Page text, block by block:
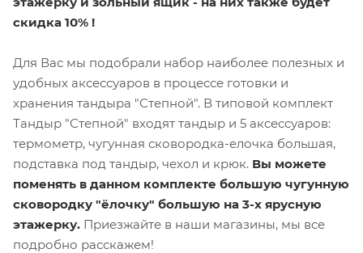
скидка 10% !
Для Вас мы подобрали набор наиболее полезных и
удобных аксессуаров в процессе готовки и
хранения тандыра "Степной". В типовой комплект
Тандыр "Степной" входят тандыр и 5 аксессуаров:
термометр, чугунная сковородка-елочка большая,
подставка под тандыр, чехол и крюк. Вы можете
поменять в данном комплекте большую чугунную
сковородку "ёлочку" большую на 3-х ярусную
этажерку. Приезжайте в наши магазины, мы все
подробно расскажем!